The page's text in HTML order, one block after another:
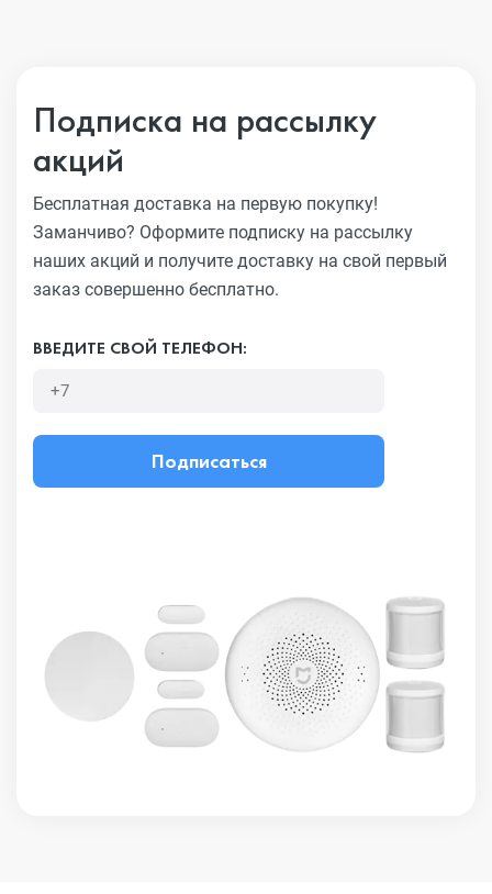
Подписка на рассылку
акций
Бесплатная доставка на первую покупку!
Заманчиво? Оформите подписку на рассылку
наших акций и получите доставку на свой первый
заказ совершенно бесплатно.
ВВЕДИТЕ СВОЙ ТЕЛЕФОН:
Подписаться